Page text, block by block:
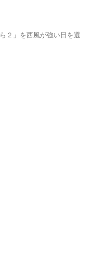
２」を西風が強い日を選